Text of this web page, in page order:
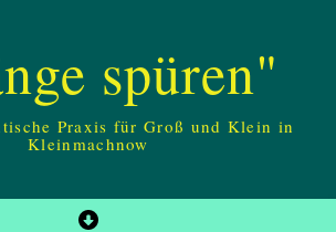
spüren"
Praxis für Groß und Klein in
Kleinmachnow